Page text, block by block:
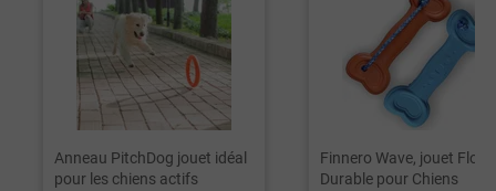
Anneau PitchDog jouet idéal
pour les chiens actifs
Finnero Wave, jouet
Durable pour Chiens